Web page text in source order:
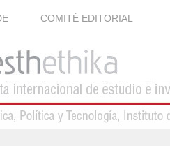
COMITÉ EDITORIAL